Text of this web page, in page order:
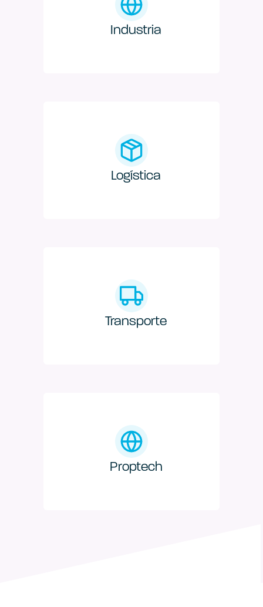
Industria
Logística
Transporte
Proptech